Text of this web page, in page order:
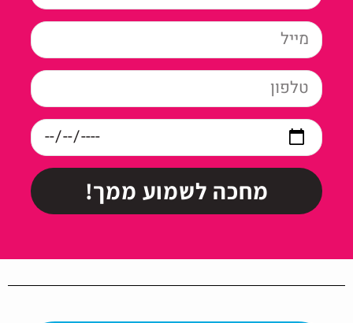
מחכה לשמוע ממך!